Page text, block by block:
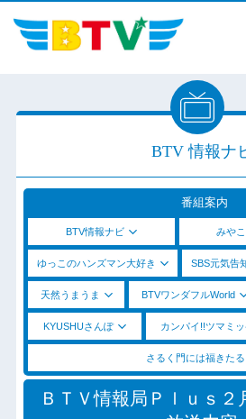
BTV 情報ナ
番組案内
BTV情報ナビ みや
ゆっこのハンズマン大好き SBS元気告
天然うまうま BTVワンダフルWorld
KYUSHUさんぽ カンパイ!!ツマミ
さるく門には福きたる
ＢＴＶ情報局Ｐｌｕｓ２